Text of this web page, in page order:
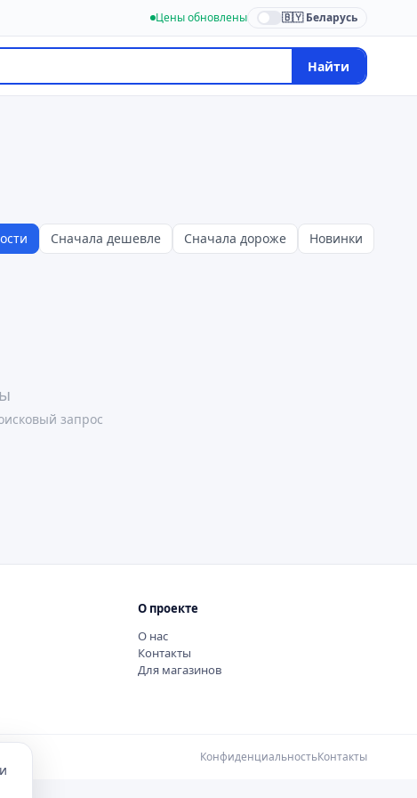
Цены обновлены 🇧🇾 Беларусь
Найти
Сначала дешевле Сначала дороже Новинки
запрос
О проекте
О нас
Контакты
Для магазинов
КонфиденциальностьКонтакты